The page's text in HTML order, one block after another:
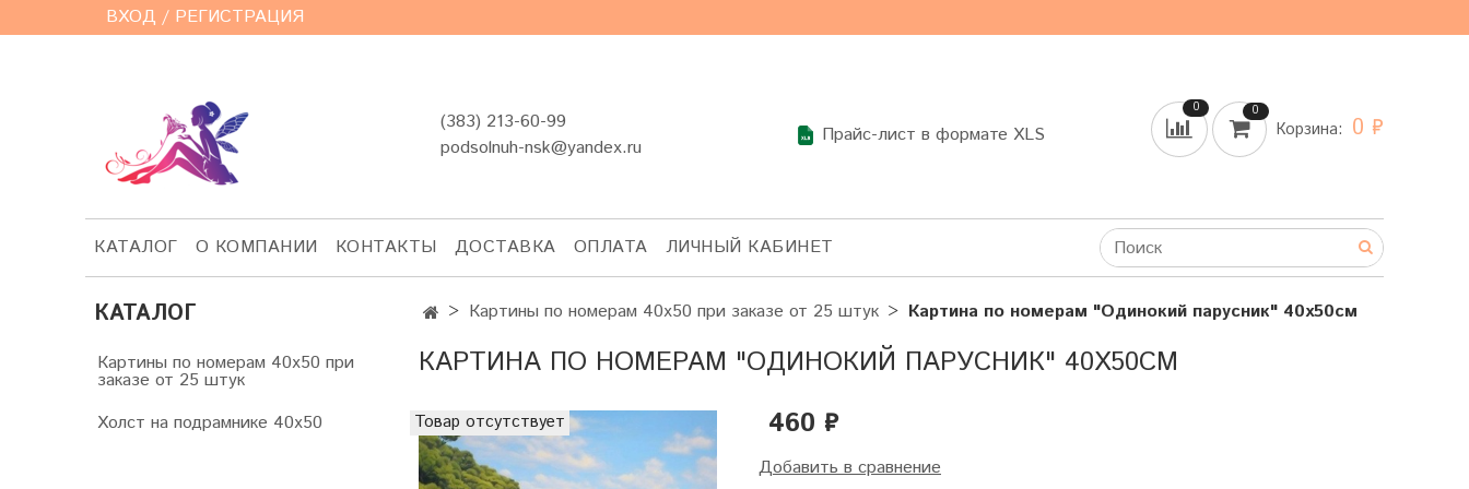
ВХОД / РЕГИСТРАЦИЯ
(383) 213-60-99
podsolnuh-nsk@yandex.ru
Прайс-лист в формате XLS
0 0
Корзина: 0 ₽
КАТАЛОГ О КОМПАНИИ КОНТАКТЫ ДОСТАВКА ОПЛАТА ЛИЧНЫЙ КАБИНЕТ
Картины по номерам 40х50 при заказе от 25 штук Картина по номерам "Одинокий парусник" 40х50см
КАРТИНА ПО НОМЕРАМ "ОДИНОКИЙ ПАРУСНИК" 40Х50СМ
Товар отсутствует 460 ₽
Добавить в сравнение
КАТАЛОГ
Картины по номерам 40х50 при
заказе от 25 штук
Холст на подрамнике 40х50